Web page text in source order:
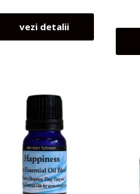
vezi detalii